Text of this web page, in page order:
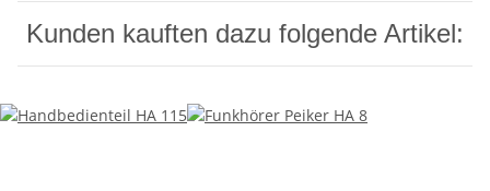
Kunden kauften dazu folgende Artikel: